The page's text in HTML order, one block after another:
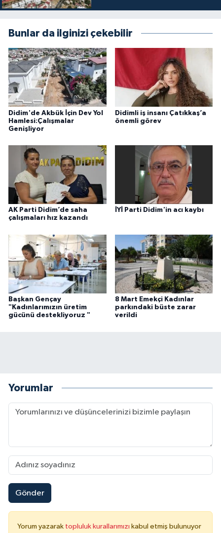
Bunlar da ilginizi çekebilir
Didim'de Akbük İçin Dev Yol
Hamlesi:Çalışmalar
Genişliyor
Didimli iş insanı Çatıkkaş’a
önemli görev
AK Parti Didim’de saha
çalışmaları hız kazandı
İYİ Parti Didim'in acı kaybı
Başkan Gençay
"Kadınlarımızın üretim
gücünü destekliyoruz "
8 Mart Emekçi Kadınlar
parkındaki büste zarar
verildi
Yorumlar
Gönder
Yorum yazarak topluluk kurallarımızı kabul etmiş bulunuyor